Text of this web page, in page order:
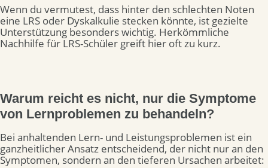
Wenn du vermutest, dass hinter den schlechten Noten
eine LRS oder Dyskalkulie stecken könnte, ist gezielte
Unterstützung besonders wichtig. Herkömmliche
Nachhilfe für LRS-Schüler greift hier oft zu kurz.
Warum reicht es nicht, nur die Symptome
von Lernproblemen zu behandeln?
Bei anhaltenden Lern- und Leistungsproblemen ist ein
ganzheitlicher Ansatz entscheidend, der nicht nur an den
Symptomen, sondern an den tieferen Ursachen arbeitet: